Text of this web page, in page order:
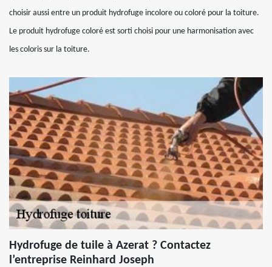
choisir aussi entre un produit hydrofuge incolore ou coloré pour la toiture.
Le produit hydrofuge coloré est sorti choisi pour une harmonisation avec
les coloris sur la toiture.
Hydrofuge de tuile à Azerat ? Contactez
l’entreprise Reinhard Joseph